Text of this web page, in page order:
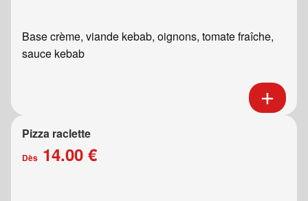
Base crème, viande kebab, oignons, tomate fraîche,
sauce kebab
Pizza raclette
Dès 14.00 €